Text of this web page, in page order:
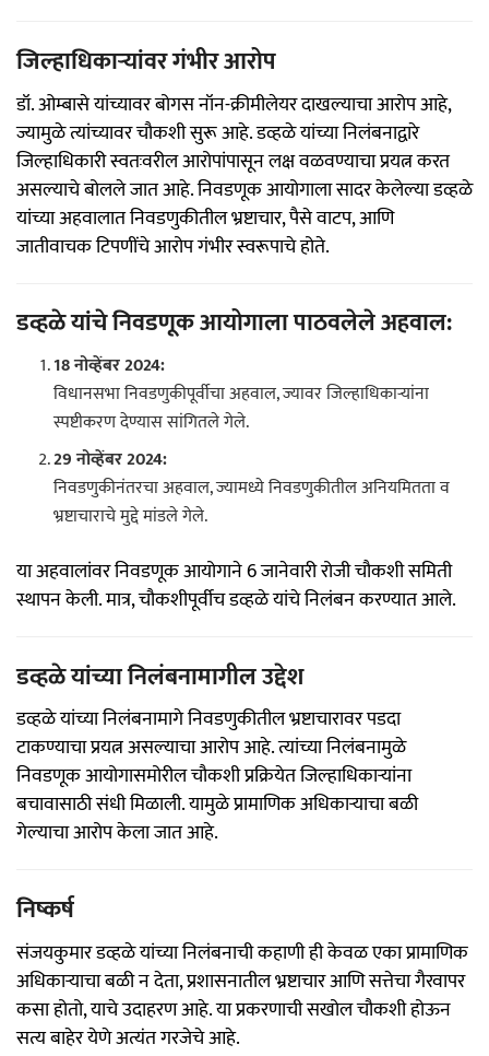
जिल्हाधिकाऱ्यांवर गंभीर आरोप
डॉ. ओम्बासे यांच्यावर बोगस नॉन-क्रीमीलेयर दाखल्याचा आरोप आहे,
ज्यामुळे त्यांच्यावर चौकशी सुरू आहे. डव्हळे यांच्या निलंबनाद्वारे
जिल्हाधिकारी स्वतःवरील आरोपांपासून लक्ष वळवण्याचा प्रयत्न करत
असल्याचे बोलले जात आहे. निवडणूक आयोगाला सादर केलेल्या डव्हळे
यांच्या अहवालात निवडणुकीतील भ्रष्टाचार, पैसे वाटप, आणि
जातीवाचक टिपणींचे आरोप गंभीर स्वरूपाचे होते.
डव्हळे यांचे निवडणूक आयोगाला पाठवलेले अहवाल:
18 नोव्हेंबर 2024:
विधानसभा निवडणुकीपूर्वीचा अहवाल, ज्यावर जिल्हाधिकाऱ्यांना
स्पष्टीकरण देण्यास सांगितले गेले.
29 नोव्हेंबर 2024:
निवडणुकीनंतरचा अहवाल, ज्यामध्ये निवडणुकीतील अनियमितता व
भ्रष्टाचाराचे मुद्दे मांडले गेले.
या अहवालांवर निवडणूक आयोगाने 6 जानेवारी रोजी चौकशी समिती
स्थापन केली. मात्र, चौकशीपूर्वीच डव्हळे यांचे निलंबन करण्यात आले.
डव्हळे यांच्या निलंबनामागील उद्देश
डव्हळे यांच्या निलंबनामागे निवडणुकीतील भ्रष्टाचारावर पडदा
टाकण्याचा प्रयत्न असल्याचा आरोप आहे. त्यांच्या निलंबनामुळे
निवडणूक आयोगासमोरील चौकशी प्रक्रियेत जिल्हाधिकाऱ्यांना
बचावासाठी संधी मिळाली. यामुळे प्रामाणिक अधिकाऱ्याचा बळी
गेल्याचा आरोप केला जात आहे.
निष्कर्ष
संजयकुमार डव्हळे यांच्या निलंबनाची कहाणी ही केवळ एका प्रामाणिक
अधिकाऱ्याचा बळी न देता, प्रशासनातील भ्रष्टाचार आणि सत्तेचा गैरवापर
कसा होतो, याचे उदाहरण आहे. या प्रकरणाची सखोल चौकशी होऊन
सत्य बाहेर येणे अत्यंत गरजेचे आहे.